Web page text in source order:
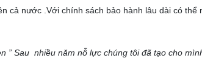
cả nước .Với chính sách bảo hành lâu dài có
” Sau nhiều năm nỗ lực chúng tôi đã tạo cho